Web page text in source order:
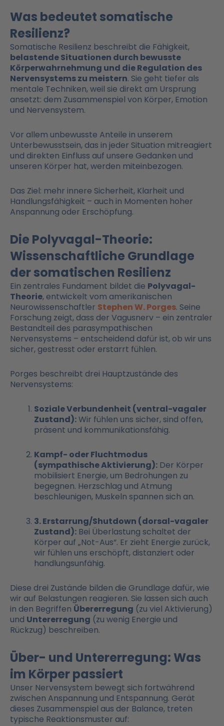
Was bedeutet somatische
Resilienz?
Somatische Resilienz beschreibt die Fähigkeit,
belastende Situationen durch bewusste
Körperwahrnehmung und die Regulation des
Nervensystems zu meistern. Sie geht tiefer als
mentale Techniken, weil sie direkt am Ursprung
ansetzt: dem Zusammenspiel von Körper, Emotion
und Nervensystem.
Vor allem unbewusste Anteile in unserem
Unterbewusstsein, das in jeder Situation mitreagiert
und direkten Einfluss auf unsere Gedanken und
unseren Körper hat, werden miteinbezogen.
Das Ziel: mehr innere Sicherheit, Klarheit und
Handlungsfähigkeit – auch in Momenten hoher
Anspannung oder Erschöpfung.
Die Polyvagal-Theorie:
Wissenschaftliche Grundlage
der somatischen Resilienz
Ein zentrales Fundament bildet die Polyvagal-
Theorie, entwickelt vom amerikanischen
Neurowissenschaftler Stephen W. Porges. Seine
Forschung zeigt, dass der Vagusnerv – ein zentraler
Bestandteil des parasympathischen
Nervensystems – entscheidend dafür ist, ob wir uns
sicher, gestresst oder erstarrt fühlen.
Porges beschreibt drei Hauptzustände des
Nervensystems:
Soziale Verbundenheit (ventral-vagaler
Zustand):Wir fühlen uns sicher, sind offen,
präsent und kommunikationsfähig.
Kampf- oder Fluchtmodus
(sympathische Aktivierung): Der Körper
mobilisiert Energie, um Bedrohungen zu
begegnen. Herzschlag und Atmung
beschleunigen, Muskeln spannen sich an.
3. Erstarrung/Shutdown (dorsal-vagaler
Zustand): Bei Überlastung schaltet der
Körper auf „Not-Aus“. Er zieht Energie zurück,
wir fühlen uns erschöpft, distanziert oder
handlungsunfähig.
Diese drei Zustände bilden die Grundlage dafür, wie
wir auf Belastungen reagieren. Sie lassen sich auch
in den Begriffen Übererregung (zu viel Aktivierung)
und Untererregung (zu wenig Energie und
Rückzug) beschreiben.
Über- und Untererregung: Was
im Körper passiert
Unser Nervensystem bewegt sich fortwährend
zwischen Anspannung und Entspannung. Gerät
dieses Zusammenspiel aus der Balance, treten
typische Reaktionsmuster auf: